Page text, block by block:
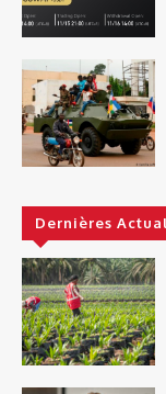
Dernières